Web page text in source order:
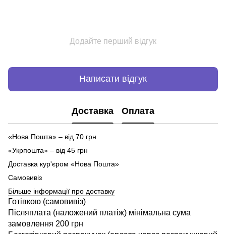
Додайте перший відгук
Написати відгук
Доставка Оплата
«Нова Пошта» – від 70 грн
«Укрпошта» – від 45 грн
Доставка кур'єром «Нова Пошта»
Самовивіз
Більше інформації про доставку
Готівкою (самовивіз)
Післяплата (наложений платіж) мінімальна сума
замовлення 200 грн